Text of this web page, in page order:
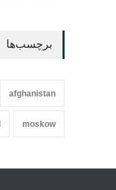
برچسب‌ها
afghanistan
moskow